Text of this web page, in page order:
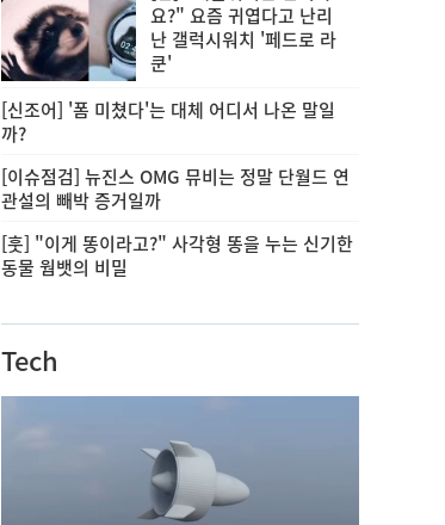
요?" 요즘 귀엽다고 난리
난 갤럭시워치 '페드로 라
쿤'
[신조어] '폼 미쳤다'는 대체 어디서 나온 말일
까?
[이슈점검] 뉴진스 OMG 뮤비는 정말 단월드 연
관설의 빼박 증거일까
[훗] "이게 똥이라고?" 사각형 똥을 누는 신기한
동물 웜뱃의 비밀
Tech